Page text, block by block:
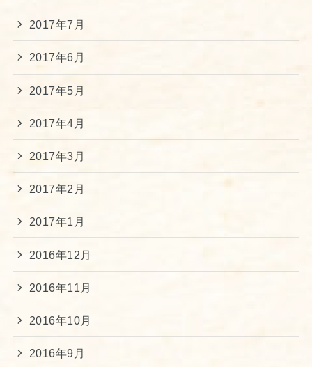
2017年7月
2017年6月
2017年5月
2017年4月
2017年3月
2017年2月
2017年1月
2016年12月
2016年11月
2016年10月
2016年9月